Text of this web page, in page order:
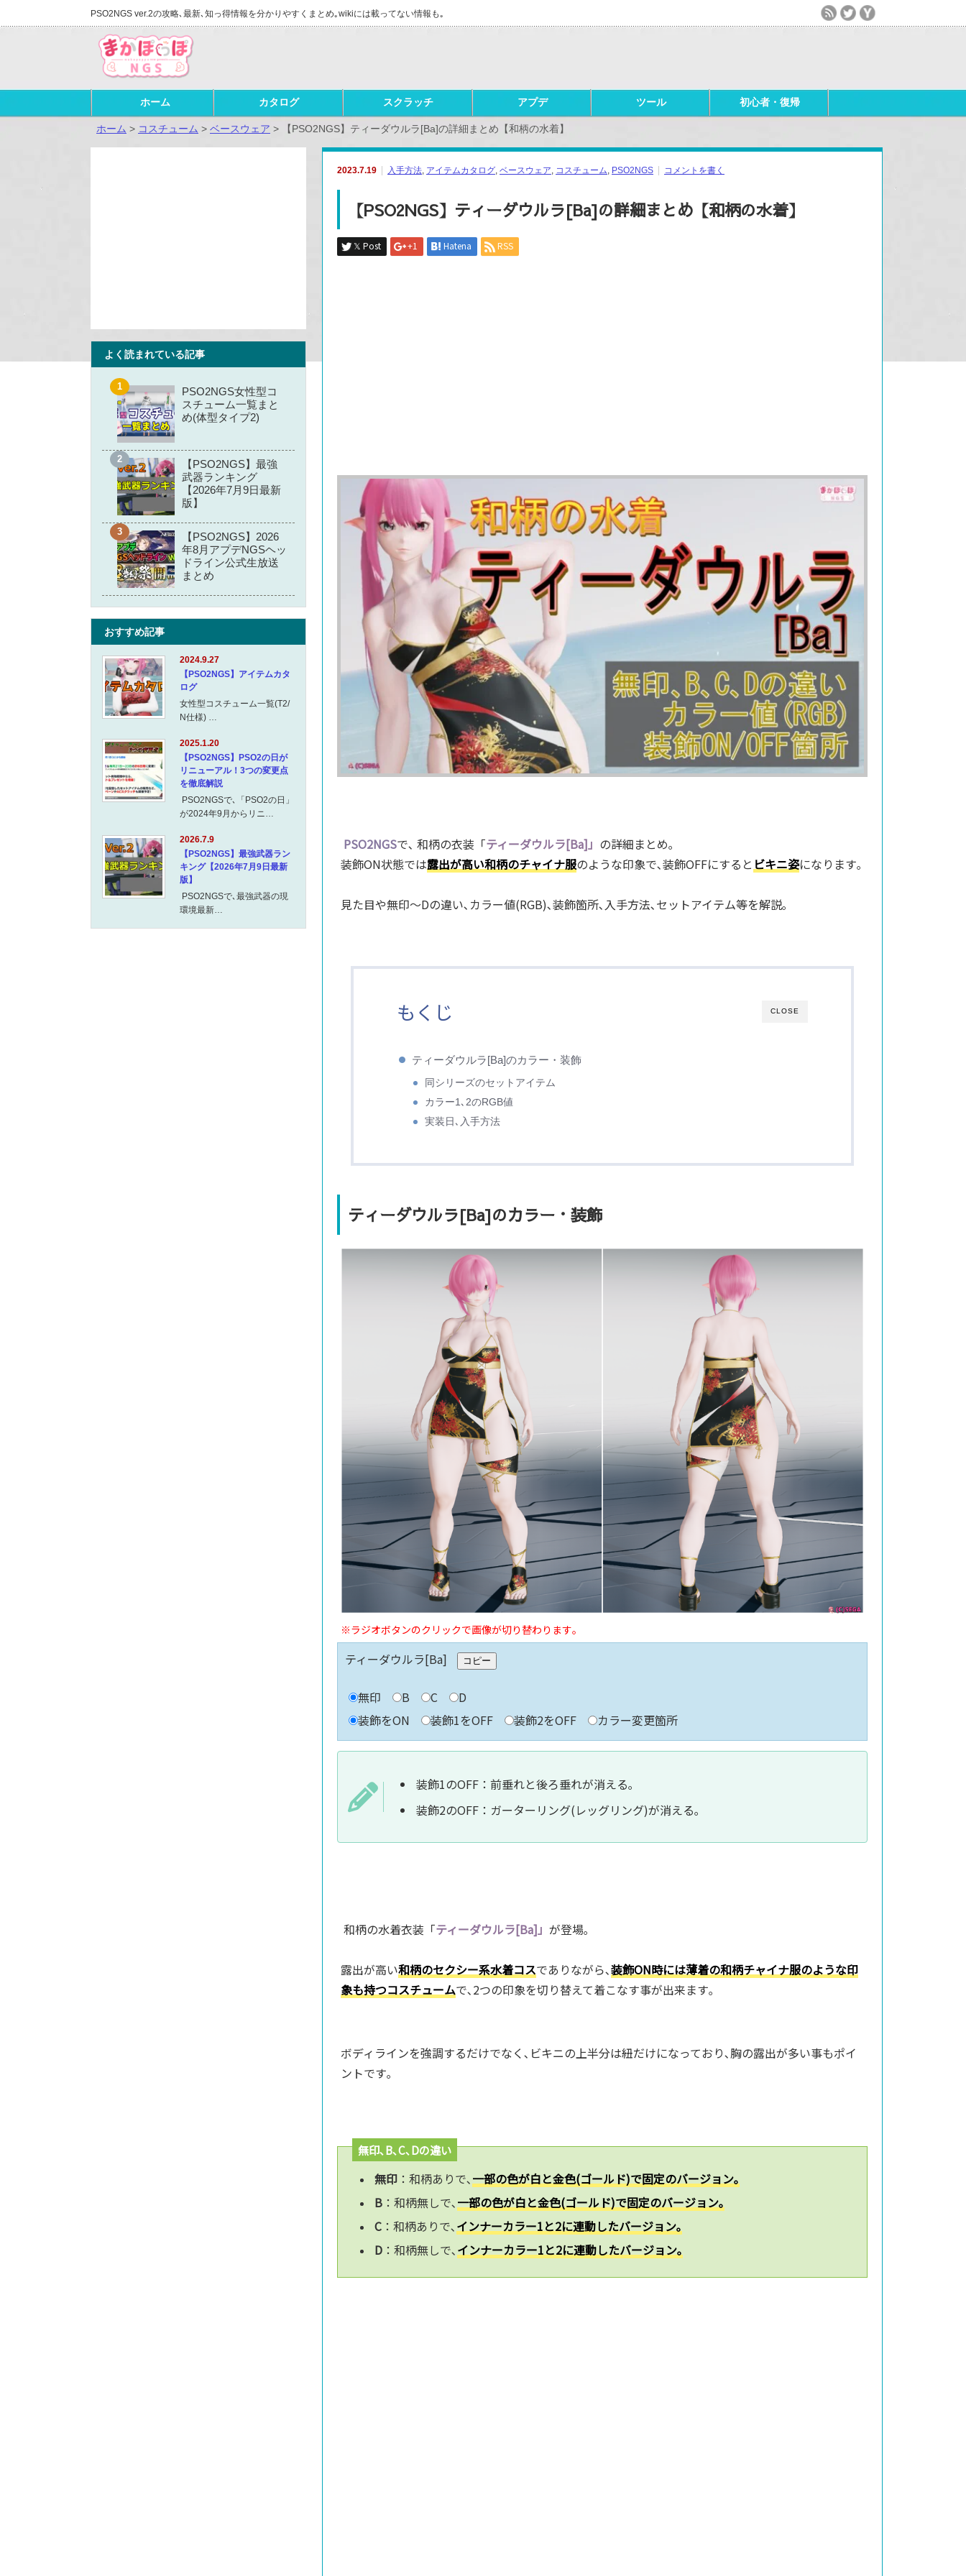
PSO2NGS ver.2の攻略､最新､知っ得情報を分かりやすくまとめ｡wikiには載ってない情報も｡
ホーム カタログ スクラッチ アプデ ツール 初心者・復帰
ホーム > コスチューム > ベースウェア > 【PSO2NGS】ティーダウルラ[Ba]の詳細まとめ【和柄の水着】
2023.7.19 入手方法, アイテムカタログ, ベースウェア, コスチューム, PSO2NGS コメントを書く
【PSO2NGS】ティーダウルラ[Ba]の詳細まとめ【和柄の水着】
𝕏 Post +1 Hatena RSS
PSO2NGSで､ 和柄の衣装「ティーダウルラ[Ba]」 の詳細まとめ｡
装飾ON状態では露出が高い和柄のチャイナ服のような印象で､装飾OFFにすると ビキニ姿になります｡
見た目や無印～Dの違い､カラー値(RGB)､装飾箇所､入手方法､セットアイテム等を解説｡
CLOSE
もくじ
ティーダウルラ[Ba]のカラー・装飾
同シリーズのセットアイテム
カラー1､2のRGB値
実装日､入手方法
ティーダウルラ[Ba]のカラー・装飾
※ラジオボタンのクリックで画像が切り替わります｡
ティーダウルラ[Ba] コピー
無印 B C
D
装飾をON
装飾1をOFF 装飾2をOFF カラー変更箇所
装飾1のOFF：前垂れと後ろ垂れが消える｡
装飾2のOFF：ガーターリング(レッグリング)が消える｡
和柄の水着衣装「ティーダウルラ[Ba]」 が登場｡
露出が高い和柄のセクシー系水着コスでありながら､装飾ON時には薄着の和柄チャイナ服のような印
象も持つコスチュームで､2つの印象を切り替えて着こなす事が出来ます｡
ボディラインを強調するだけでなく､ビキニの上半分は紐だけになっており､胸の露出が多い事もポイ
ントです｡
無印､B､C､Dの違い
無印 ：和柄ありで､一部の色が白と金色(ゴールド)で固定のバージョン｡
B ：和柄無しで､一部の色が白と金色(ゴールド)で固定のバージョン｡
C ：和柄ありで､インナーカラー1と2に連動したバージョン｡
D ：和柄無しで､インナーカラー1と2に連動したバージョン｡
よく読まれている記事
PSO2NGS女性型コ
スチューム一覧まと
め(体型タイプ2)
【PSO2NGS】最強
武器ランキング
【2026年7月9日最新
版】
【PSO2NGS】2026
年8月アプデNGSヘッ
ドライン公式生放送
まとめ
おすすめ記事
2024.9.27
【PSO2NGS】アイテムカタ
ログ
女性型コスチューム一覧(T2/
N仕様) …
2025.1.20
【PSO2NGS】PSO2の日が
リニューアル！3つの変更点
を徹底解説
PSO2NGSで､「PSO2の日」
が2024年9月からリニ…
2026.7.9
【PSO2NGS】最強武器ラン
キング【2026年7月9日最新
版】
PSO2NGSで､最強武器の現
環境最新…